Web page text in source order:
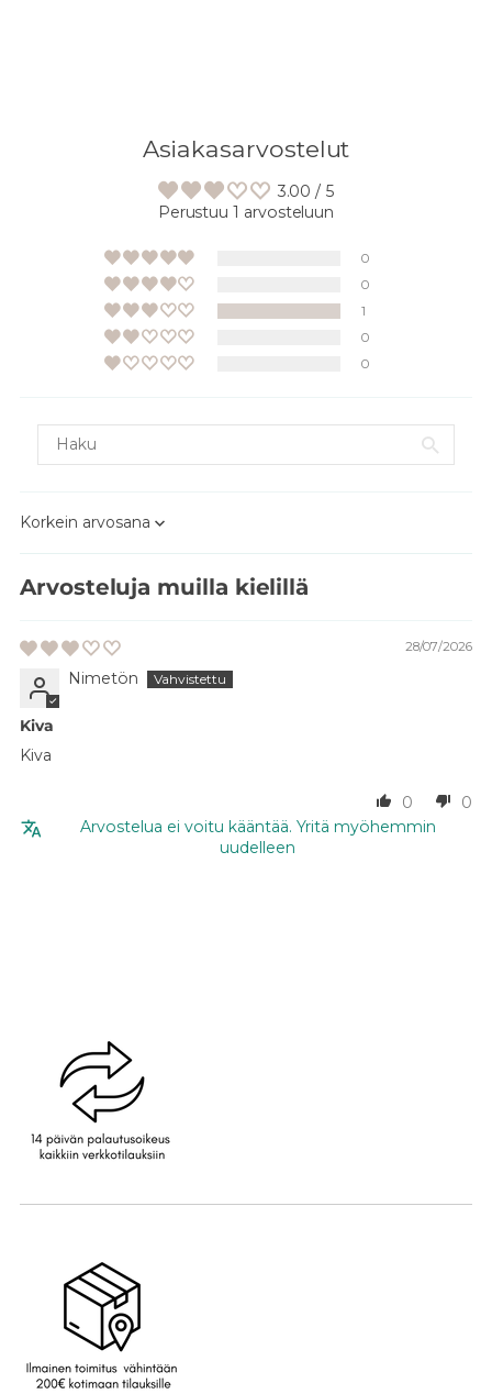
Asiakasarvostelut
3.00 / 5
Perustuu 1 arvosteluun
0
0
1
0
0
Sort by
Arvosteluja muilla kielillä
28/07/2026
Nimetön
Kiva
Kiva
0
0
Arvostelua ei voitu kääntää. Yritä myöhemmin
uudelleen